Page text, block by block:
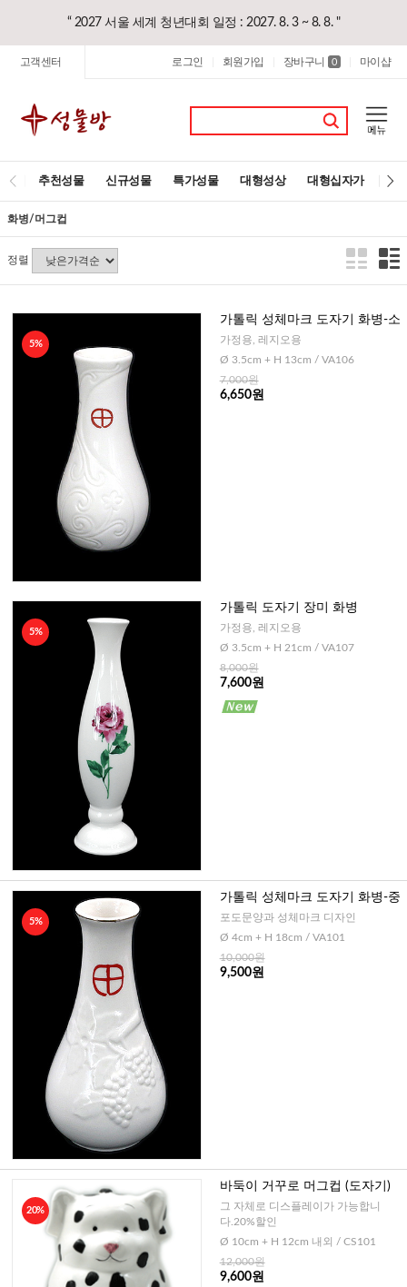
“ 2027 서울 세계 청년대회 일정 : 2027. 8. 3 ~ 8. 8. "
고객센터 로그인 회원가입 장바구니 0 마이샵
추천성물 신규성물 특가성물 대형성상 대형십자가 레
화병/머그컵
정렬
5%
가톨릭 성체마크 도자기 화병-소
가정용, 레지오용
Ø 3.5cm + H 13cm / VA106
7,000원
6,650원
5%
가톨릭 도자기 장미 화병
가정용, 레지오용
Ø 3.5cm + H 21cm / VA107
8,000원
7,600원
5%
가톨릭 성체마크 도자기 화병-중
포도문양과 성체마크 디자인
Ø 4cm + H 18cm / VA101
10,000원
9,500원
20%
바둑이 거꾸로 머그컵 (도자기)
그 자체로 디스플레이가 가능합니
다.20%할인
Ø 10cm + H 12cm 내외 / CS101
12,000원
9,600원